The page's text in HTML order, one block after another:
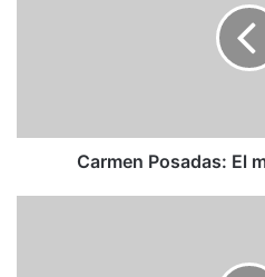
Carmen Posadas: El